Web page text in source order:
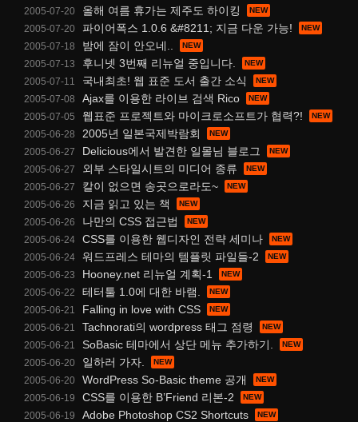
2005-07-20 올해 여름 휴가는 제주도 하이킹
2005-07-20 파이어폭스 1.0.6 &#8211; 지금 다운 가능!
2005-07-18 밤에 잠이 안오네..
2005-07-13 후니넷 3번째 리뉴얼 중입니다.
2005-07-11 국내최초! 웹 표준 도서 출간 소식
2005-07-08 Ajax를 이용한 라이브 검색 Rico
2005-07-05 웹표준 프로젝트와 마이크로소프트가 협력?!
2005-06-28 2005년 일본국제박람회
2005-06-27 Delicious에서 발견한 일몰님 블로그
2005-06-27 외부 스타일시트의 미디어 종류
2005-06-27 칼이 없으면 송곳으로라도~
2005-06-26 지금 읽고 있는 책
2005-06-26 나만의 CSS 접근법
2005-06-24 CSS를 이용한 웹디자인 전략 세미나
2005-06-24 워드프레스 테마의 템플릿 파일들-2
2005-06-23 Hooney.net 리뉴얼 계획-1
2005-06-22 테터툴 1.0에 대한 바램.
2005-06-21 Falling in love with CSS
2005-06-21 Tachnorati의 wordpress 태그 점령
2005-06-21 SoBasic 테마에서 상단 메뉴 추가하기.
2005-06-20 일하러 가자.
2005-06-20 WordPress So-Basic theme 공개
2005-06-19 CSS를 이용한 B’Friend 리본-2
2005-06-19 Adobe Photoshop CS2 Shortcuts